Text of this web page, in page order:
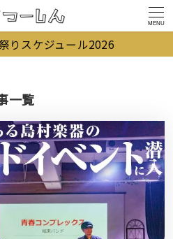
MENU
りスケジュール2026
一覧